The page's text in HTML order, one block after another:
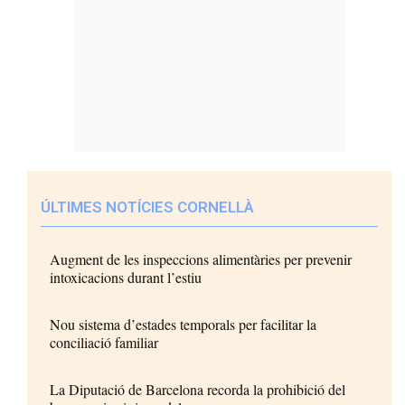
ÚLTIMES NOTÍCIES CORNELLÀ
Augment de les inspeccions alimentàries per prevenir
intoxicacions durant l’estiu
Nou sistema d’estades temporals per facilitar la
conciliació familiar
La Diputació de Barcelona recorda la prohibició del